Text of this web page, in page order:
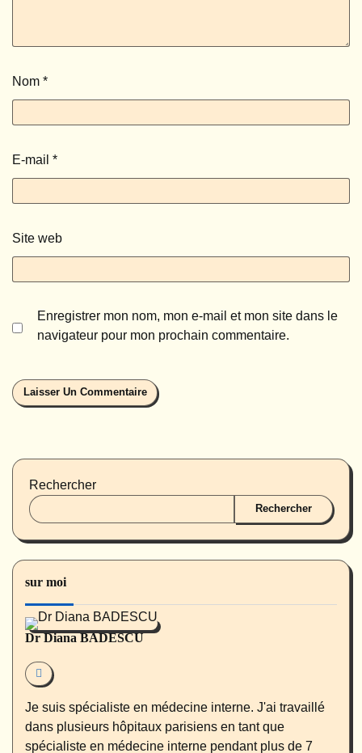
Nom *
E-mail *
Site web
Enregistrer mon nom, mon e-mail et mon site dans le
navigateur pour mon prochain commentaire.
Rechercher
Rechercher
sur moi
Dr Diana BADESCU
Je suis spécialiste en médecine interne. J'ai travaillé
dans plusieurs hôpitaux parisiens en tant que
spécialiste en médecine interne pendant plus de 7